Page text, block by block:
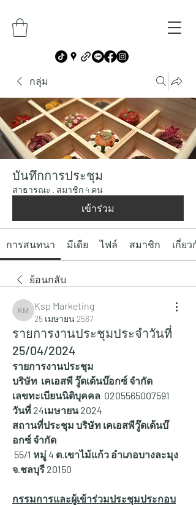
กลุ่ม
บันทึกการประชุม
สาธารณะ · สมาชิก 4 คน
เข้าร่วม
การสนทนา มีเดีย ไฟล์ สมาชิก เกี่ยว
ย้อนกลับ
Ksp Marketing
Ksp Marketing
25 เมษายน 2567
รายการงานประชุมประจำวันที่
25/04/2024
รายการงานประชุม
บริษัท  เคเอสพี วู๊ดเด้นบ๊อกซ์ จำกัด
เลขทะเบียนนิติบุคคล  0205565007591
วันที่ 24เมษายน 2024
สถานที่ประชุม บริษัท เคเอสพีวู๊ดเด้นบ๊
อกซ์ จำกัด
55/1 หมู่ 4 ต.เขาไม้แก้ว อำเภอบางละมุง
จ.ชลบุรี 20150
กรรมการและผู้เข้าร่วมประชุมประกอบ